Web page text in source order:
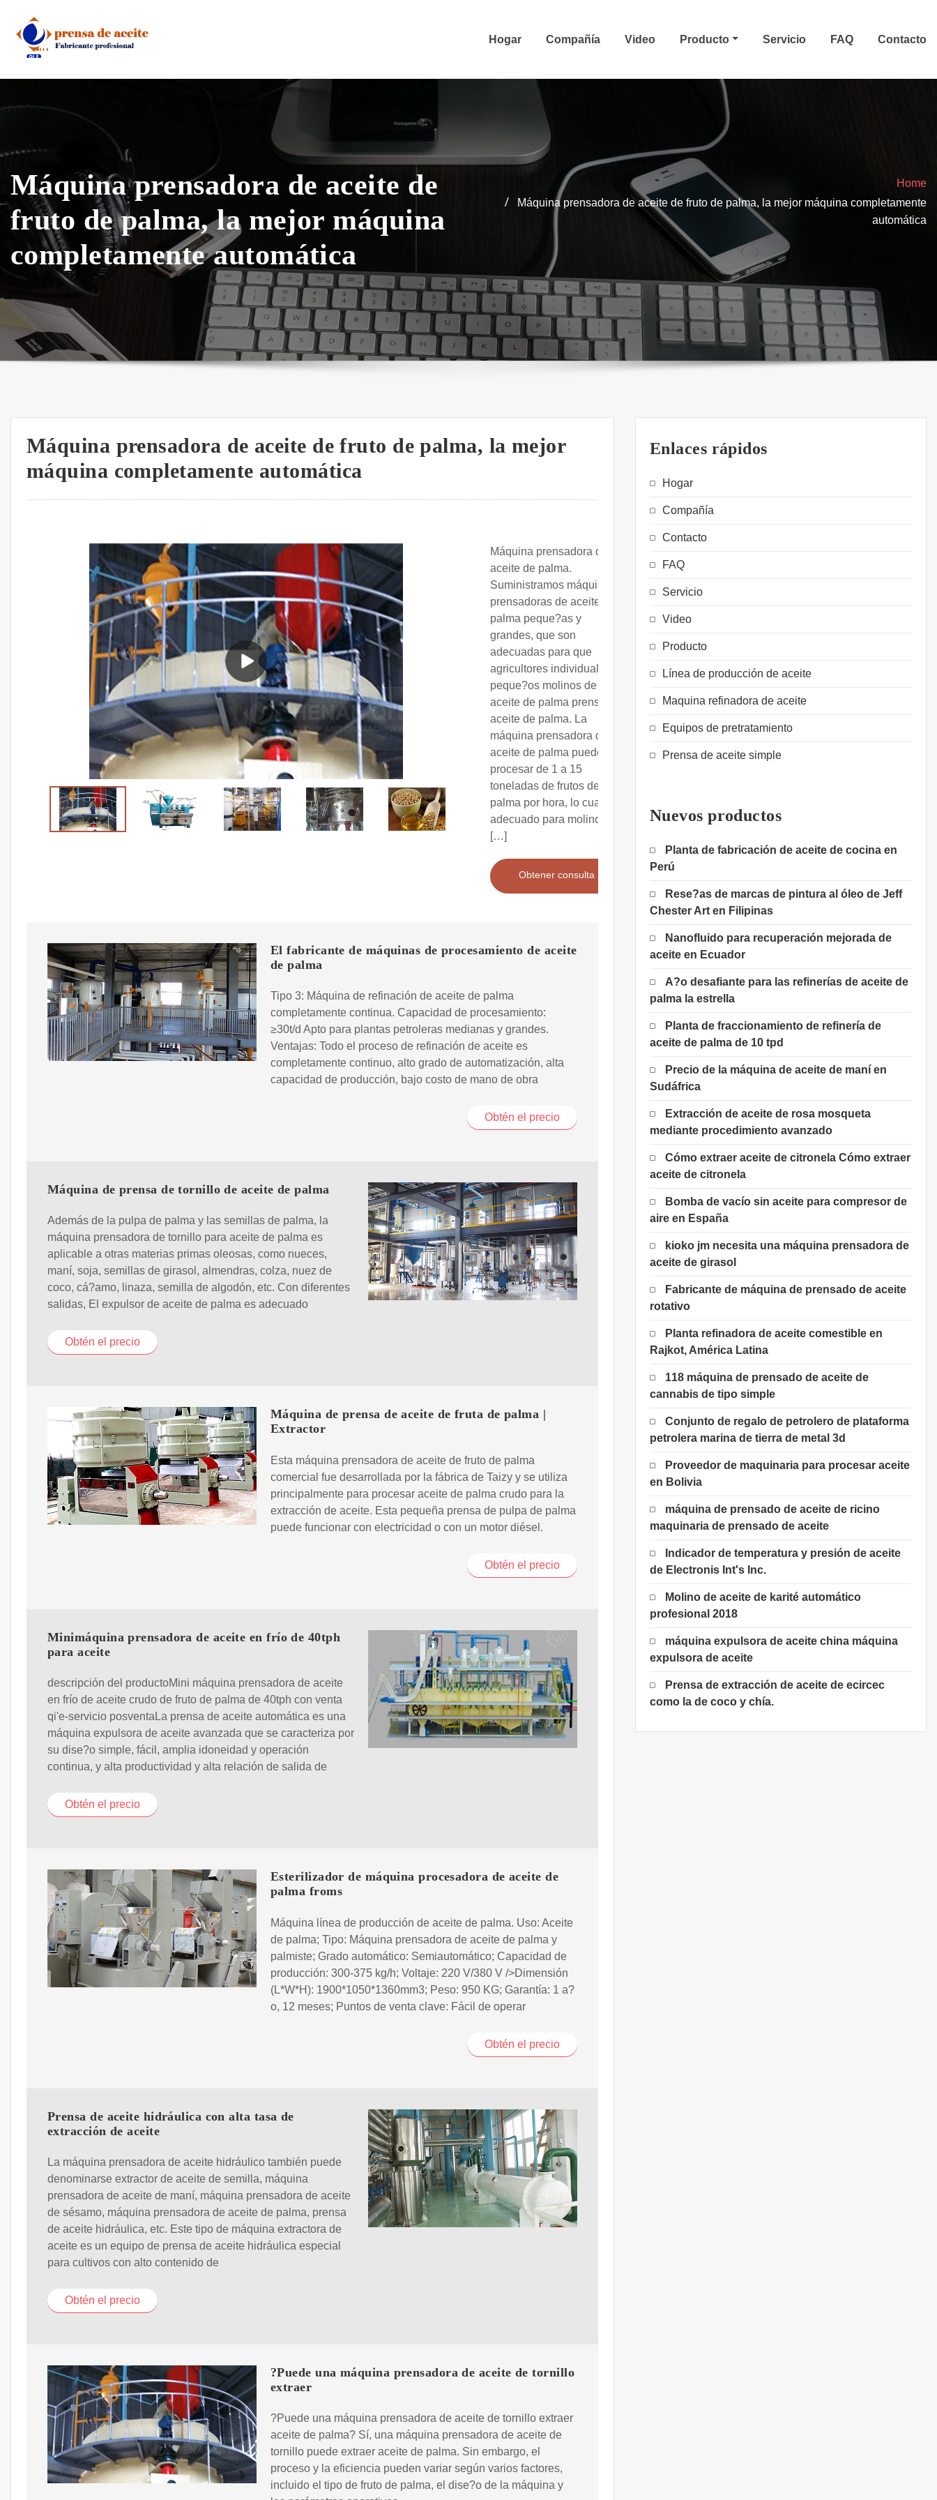
content
Hogar Compañía Video Producto Servicio FAQ Contacto
Máquina prensadora de aceite de
fruto de palma, la mejor máquina
completamente automática
Home
Máquina prensadora de aceite de fruto de palma, la mejor máquina completamente
automática
Máquina prensadora de aceite de fruto de palma, la mejor
máquina completamente automática
Máquina prensadora de
aceite de palma.
Suministramos máquinas
prensadoras de aceite de
palma peque?as y
grandes, que son
adecuadas para que
agricultores individuales o
peque?os molinos de
aceite de palma prensen
aceite de palma. La
máquina prensadora de
aceite de palma puede
procesar de 1 a 15
toneladas de frutos de
palma por hora, lo cual es
adecuado para molinos de
[…]
Obtener consulta
El fabricante de máquinas de procesamiento de aceite
de palma
Tipo 3: Máquina de refinación de aceite de palma
completamente continua. Capacidad de procesamiento:
≥30t/d Apto para plantas petroleras medianas y grandes.
Ventajas: Todo el proceso de refinación de aceite es
completamente continuo, alto grado de automatización, alta
capacidad de producción, bajo costo de mano de obra
Obtén el precio
Máquina de prensa de tornillo de aceite de palma
Además de la pulpa de palma y las semillas de palma, la
máquina prensadora de tornillo para aceite de palma es
aplicable a otras materias primas oleosas, como nueces,
maní, soja, semillas de girasol, almendras, colza, nuez de
coco, cá?amo, linaza, semilla de algodón, etc. Con diferentes
salidas, El expulsor de aceite de palma es adecuado
Obtén el precio
Máquina de prensa de aceite de fruta de palma |
Extractor
Esta máquina prensadora de aceite de fruto de palma
comercial fue desarrollada por la fábrica de Taizy y se utiliza
principalmente para procesar aceite de palma crudo para la
extracción de aceite. Esta pequeña prensa de pulpa de palma
puede funcionar con electricidad o con un motor diésel.
Obtén el precio
Minimáquina prensadora de aceite en frío de 40tph
para aceite
descripción del productoMini máquina prensadora de aceite
en frío de aceite crudo de fruto de palma de 40tph con venta
qi'e-servicio posventaLa prensa de aceite automática es una
máquina expulsora de aceite avanzada que se caracteriza por
su dise?o simple, fácil, amplia idoneidad y operación
continua, y alta productividad y alta relación de salida de
Obtén el precio
Esterilizador de máquina procesadora de aceite de
palma froms
Máquina línea de producción de aceite de palma. Uso: Aceite
de palma; Tipo: Máquina prensadora de aceite de palma y
palmiste; Grado automático: Semiautomático; Capacidad de
producción: 300-375 kg/h; Voltaje: 220 V/380 V />Dimensión
(L*W*H): 1900*1050*1360mm3; Peso: 950 KG; Garantía: 1 a?
o, 12 meses; Puntos de venta clave: Fácil de operar
Obtén el precio
Prensa de aceite hidráulica con alta tasa de
extracción de aceite
La máquina prensadora de aceite hidráulico también puede
denominarse extractor de aceite de semilla, máquina
prensadora de aceite de maní, máquina prensadora de aceite
de sésamo, máquina prensadora de aceite de palma, prensa
de aceite hidráulica, etc. Este tipo de máquina extractora de
aceite es un equipo de prensa de aceite hidráulica especial
para cultivos con alto contenido de
Obtén el precio
?Puede una máquina prensadora de aceite de tornillo
extraer
?Puede una máquina prensadora de aceite de tornillo extraer
aceite de palma? Sí, una máquina prensadora de aceite de
tornillo puede extraer aceite de palma. Sin embargo, el
proceso y la eficiencia pueden variar según varios factores,
incluido el tipo de fruto de palma, el dise?o de la máquina y
Enlaces rápidos
Hogar
Compañía
Contacto
FAQ
Servicio
Video
Producto
Línea de producción de aceite
Maquina refinadora de aceite
Equipos de pretratamiento
Prensa de aceite simple
Nuevos productos
Planta de fabricación de aceite de cocina en
Perú
Rese?as de marcas de pintura al óleo de Jeff
Chester Art en Filipinas
Nanofluido para recuperación mejorada de
aceite en Ecuador
A?o desafiante para las refinerías de aceite de
palma la estrella
Planta de fraccionamiento de refinería de
aceite de palma de 10 tpd
Precio de la máquina de aceite de maní en
Sudáfrica
Extracción de aceite de rosa mosqueta
mediante procedimiento avanzado
Cómo extraer aceite de citronela Cómo extraer
aceite de citronela
Bomba de vacío sin aceite para compresor de
aire en España
kioko jm necesita una máquina prensadora de
aceite de girasol
Fabricante de máquina de prensado de aceite
rotativo
Planta refinadora de aceite comestible en
Rajkot, América Latina
118 máquina de prensado de aceite de
cannabis de tipo simple
Conjunto de regalo de petrolero de plataforma
petrolera marina de tierra de metal 3d
Proveedor de maquinaria para procesar aceite
en Bolivia
máquina de prensado de aceite de ricino
maquinaria de prensado de aceite
Indicador de temperatura y presión de aceite
de Electronis Int's Inc.
Molino de aceite de karité automático
profesional 2018
máquina expulsora de aceite china máquina
expulsora de aceite
Prensa de extracción de aceite de ecircec
como la de coco y chía.